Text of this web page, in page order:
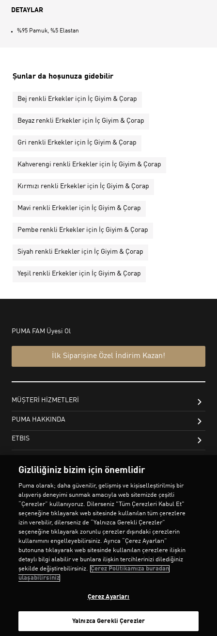
DETAYLAR
%95 Pamuk, %5 Elastan
Şunlar da hoşunuza gidebilir
Bej renkli Erkekler için İç Giyim & Çorap
Beyaz renkli Erkekler için İç Giyim & Çorap
Gri renkli Erkekler için İç Giyim & Çorap
Kahverengi renkli Erkekler için İç Giyim & Çorap
Kırmızı renkli Erkekler için İç Giyim & Çorap
Mavi renkli Erkekler için İç Giyim & Çorap
Pembe renkli Erkekler için İç Giyim & Çorap
Siyah renkli Erkekler için İç Giyim & Çorap
Yeşil renkli Erkekler için İç Giyim & Çorap
Gizliliğiniz bizim için önemlidir
Puma olarak; daha güvenilir, gelişmiş ve kişiselleştirilmiş bir
alışveriş deneyimi sunmak amacıyla web sitemizde çeşitli
“Çerezler” kullanıyoruz. Dilerseniz "Tüm Çerezleri Kabul Et"
seçeneğine tıklayarak web sitesinde kullanılan tüm çerezlere
izin verebilir, dilerseniz de “Yalnızca Gerekli Çerezler”
seçeneğine tıklayarak zorunlu çerezler dışındaki çerezlerin
kullanımını engelleyebilirsiniz. Ayrıca “Çerez Ayarları”
butonuna tıklayarak web sitesinde kullanılan çerezlere ilişkin
detaylı bilgi alabilir ve bunlara ilişkin tercihlerinizi dilediğiniz
şekilde değiştirebilirsiniz. Çerez Politikamıza buradan
ulaşabilirsiniz
Çerez Ayarları
Yalnızca Gerekli Çerezler